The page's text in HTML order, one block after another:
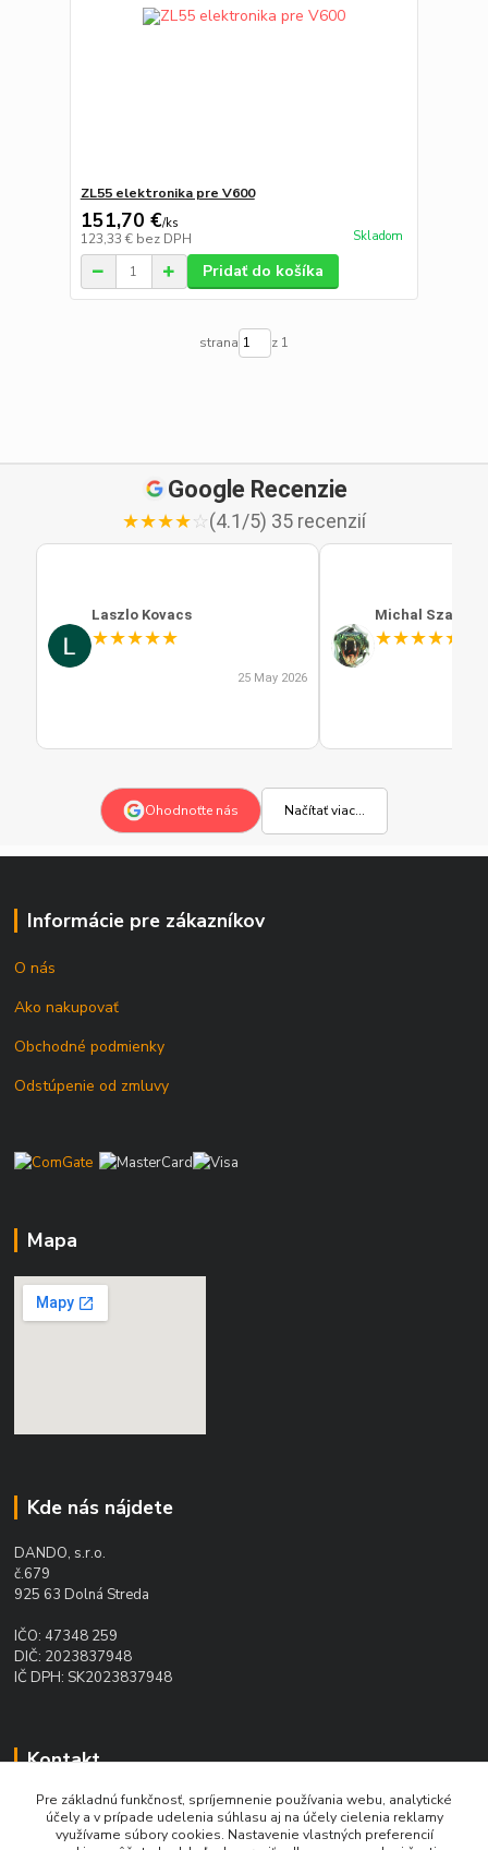
ZL55 elektronika pre V600
151,70 €/ks
123,33 € bez DPH Skladom
Pridať do košíka
strana z 1
Google Recenzie
★★★★☆(4.1/5) 35 recenzií
Laszlo Kovacs
★★★★★
25 May 2026
Michal Szabo
★★★★★
Ohodnoťte nás Načítať viac...
Informácie pre zákazníkov
O nás
Ako nakupovať
Obchodné podmienky
Odstúpenie od zmluvy
Mapa
Kde nás nájdete
DANDO, s.r.o.
č.679
925 63 Dolná Streda
IČO: 47348 259
DIČ: 2023837948
IČ DPH: SK2023837948
Kontakt
Ing. Daniel Doboš
+421 902 331 936
Pre základnú funkčnosť, spríjemnenie používania webu, analytické
účely a v prípade udelenia súhlasu aj na účely cielenia reklamy
využívame súbory cookies. Nastavenie vlastných preferencií